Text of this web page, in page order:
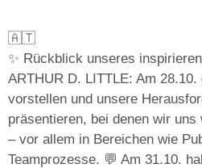
🇦🇹
✨ Rückblick unseres
ARTHUR D. LITTLE: Am
vorstellen und unsere
präsentieren, bei denen wir
– vor allem in Bereichen wie
Teamprozesse. 💬 Am 31.10.